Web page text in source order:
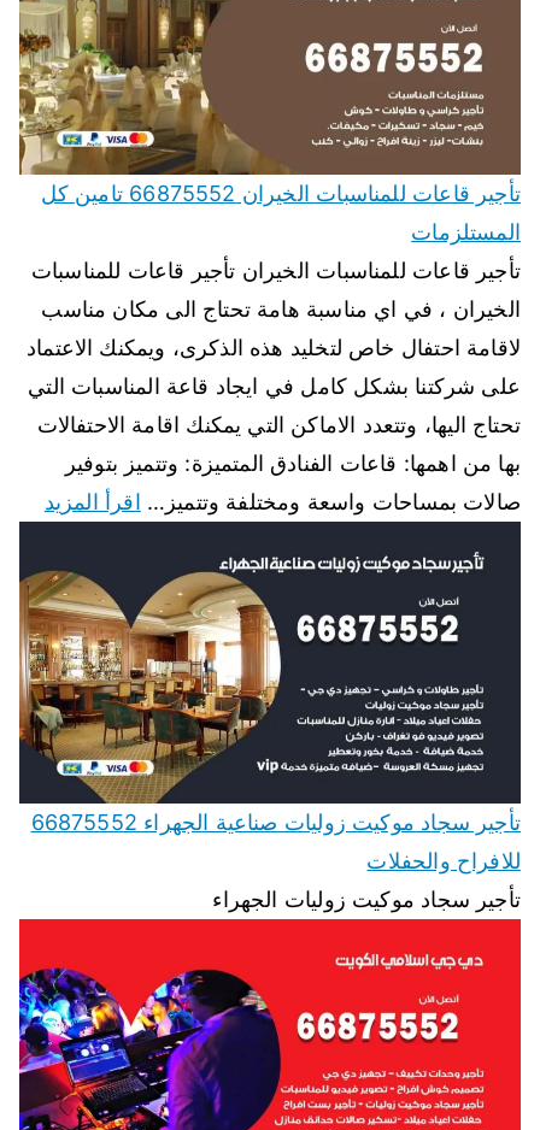
تأجير قاعات للمناسبات الخيران 66875552 تامين كل
المستلزمات
تأجير قاعات للمناسبات الخيران تأجير قاعات للمناسبات
الخيران ، في اي مناسبة هامة تحتاج الى مكان مناسب
لاقامة احتفال خاص لتخليد هذه الذكرى، ويمكنك الاعتماد
على شركتنا بشكل كامل في ايجاد قاعة المناسبات التي
تحتاج اليها، وتتعدد الاماكن التي يمكنك اقامة الاحتفالات
بها من اهمها: قاعات الفنادق المتميزة: وتتميز بتوفير
صالات بمساحات واسعة ومختلفة وتتميز… اقرأ المزيد
تأجير سجاد موكيت زوليات صناعية الجهراء 66875552
للافراح والحفلات
تأجير سجاد موكيت زوليات الجهراء